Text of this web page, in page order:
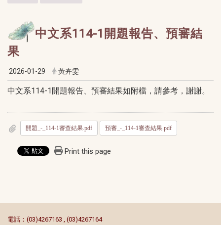
中文系114-1開題報告、預審結
果
2026-01-29 黃卉雯
中文系114-1開題報告、預審結果如附檔，請參考，謝謝。
開題_-_114-1審查結果.pdf 預審_-_114-1審查結果.pdf
Print this page
電話：(03)4267163 , (03)4267164